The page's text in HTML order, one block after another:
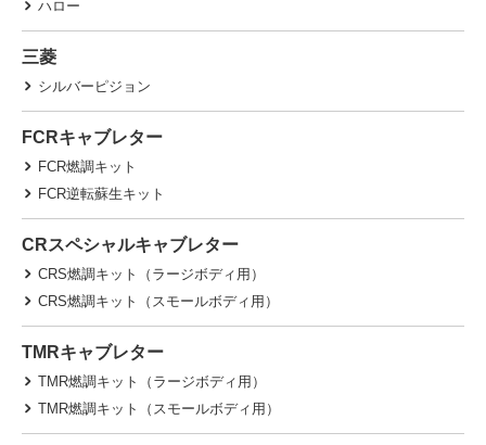
ハロー
三菱
シルバーピジョン
FCRキャブレター
FCR燃調キット
FCR逆転蘇生キット
CRスペシャルキャブレター
CRS燃調キット（ラージボディ用）
CRS燃調キット（スモールボディ用）
TMRキャブレター
TMR燃調キット（ラージボディ用）
TMR燃調キット（スモールボディ用）